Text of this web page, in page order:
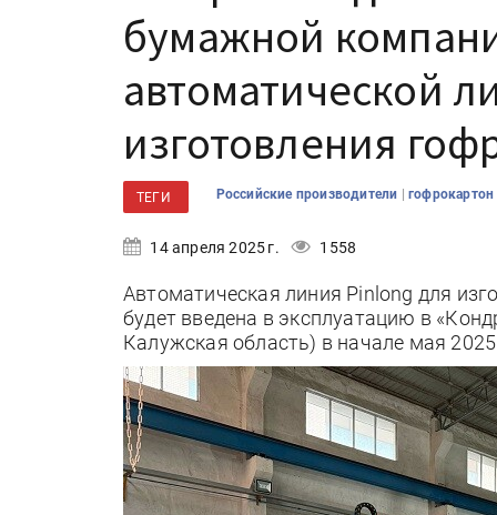
бумажной
автоматической
изготовления
ТЕГИ Российские производители | гофрокартон
14 апреля 2025 г. 1558
Автоматическая линия Pinlong для
будет введена в эксплуатацию в
Калужская область) в начале мая 2025